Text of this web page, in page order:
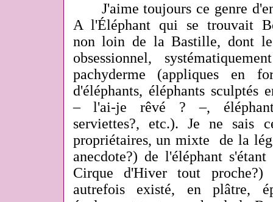
J'aime toujours ce genre
A l'Éléphant qui se trouvait
non loin de la Bastille, dont le
obsessionnel,
pachyderme (appliques en
d'éléphants, éléphants sculptés
– l'ai-je rêvé ? –,
serviettes?, etc.). Je ne sais
propriétaires, un mixte
de la
anecdote?) de l'éléphant
Cirque d'Hiver tout
autrefois existé, en plâtre,